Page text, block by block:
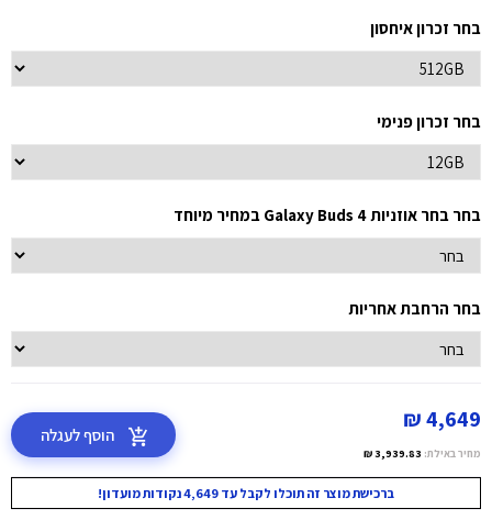
בחר זכרון איחסון
בחר זכרון פנימי
בחר בחר אוזניות Galaxy Buds 4 במחיר מיוחד
בחר הרחבת אחריות
4,649 ₪
מחיר באילת: 3,939.83 ₪
הוסף לעגלה
ברכישת מוצר זה תוכלו לקבל עד 4,649 נקודות מועדון!